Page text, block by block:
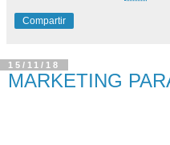
Compartir
15/11/18
MARKETING